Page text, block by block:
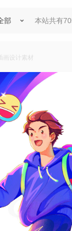
部
画设计素材